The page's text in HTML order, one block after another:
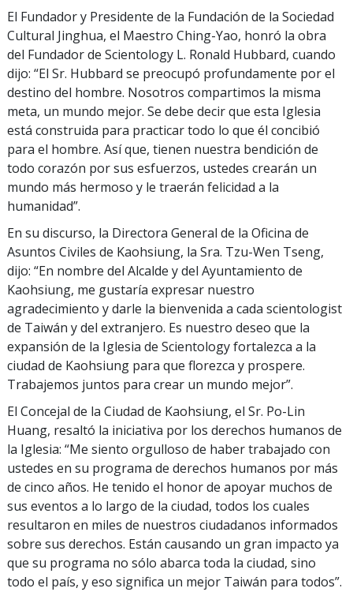
El Fundador y Presidente de la Fundación de la Sociedad
Cultural Jinghua, el Maestro Ching-Yao, honró la obra
del Fundador de Scientology L. Ronald Hubbard, cuando
dijo: “El Sr. Hubbard se preocupó profundamente por el
destino del hombre. Nosotros compartimos la misma
meta, un mundo mejor. Se debe decir que esta Iglesia
está construida para practicar todo lo que él concibió
para el hombre. Así que, tienen nuestra bendición de
todo corazón por sus esfuerzos, ustedes crearán un
mundo más hermoso y le traerán felicidad a la
humanidad”.
En su discurso, la Directora General de la Oficina de
Asuntos Civiles de Kaohsiung, la Sra. Tzu-Wen Tseng,
dijo: “En nombre del Alcalde y del Ayuntamiento de
Kaohsiung, me gustaría expresar nuestro
agradecimiento y darle la bienvenida a cada scientologist
de Taiwán y del extranjero. Es nuestro deseo que la
expansión de la Iglesia de Scientology fortalezca a la
ciudad de Kaohsiung para que florezca y prospere.
Trabajemos juntos para crear un mundo mejor”.
El Concejal de la Ciudad de Kaohsiung, el Sr. Po-Lin
Huang, resaltó la iniciativa por los derechos humanos de
la Iglesia: “Me siento orgulloso de haber trabajado con
ustedes en su programa de derechos humanos por más
de cinco años. He tenido el honor de apoyar muchos de
sus eventos a lo largo de la ciudad, todos los cuales
resultaron en miles de nuestros ciudadanos informados
sobre sus derechos. Están causando un gran impacto ya
que su programa no sólo abarca toda la ciudad, sino
todo el país, y eso significa un mejor Taiwán para todos”.